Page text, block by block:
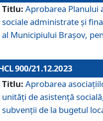
Titlu: Aprobarea Planului
sociale administrate și
al Municipiului Brașov,
900/21.12.2023
Titlu: Aprobarea
unități de asistenţă
subvenţii de la bugetul